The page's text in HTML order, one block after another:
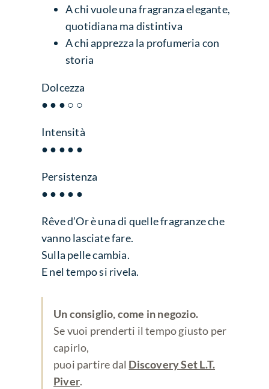
A chi vuole una fragranza elegante,
quotidiana ma distintiva
A chi apprezza la profumeria con
storia
Dolcezza
● ● ● ○ ○
Intensità
● ● ● ● ●
Persistenza
● ● ● ● ●
Rêve d’Or è una di quelle fragranze che
vanno lasciate fare.
Sulla pelle cambia.
E nel tempo si rivela.
Un consiglio, come in negozio.
Se vuoi prenderti il tempo giusto per
capirlo,
puoi partire dal Discovery Set L.T.
Piver.